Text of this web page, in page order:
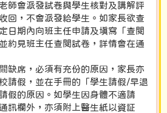
師會派發試卷與學生核對及講解評
回，不會派發給學生。如家長欲查
日期內向班主任申請及填寫「查閱
約見班主任查閱試卷，詳情會在通
缺席，必須有充份的原因，家長亦
請假，並在手冊的「學生請假/早退
假的原因。如學生因身體不適請
訊欄外，亦須附上醫生紙以資証